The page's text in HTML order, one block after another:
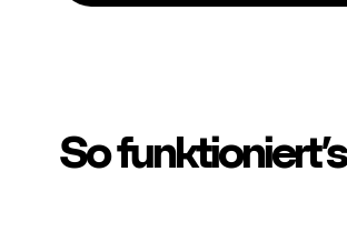
So funktioniert’s